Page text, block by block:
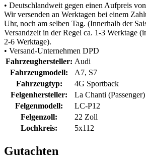
• Deutschlandweit gegen einen Aufpreis
Wir versenden an Werktagen bei einem
Uhr, noch am selben Tag. (Innerhalb der
Versandzeit in der Regel ca. 1-3 Werktage
2-6 Werktage).
• Versand-Unternehmen DPD
Fahrzeughersteller: Audi
Fahrzeugmodell:
A7, S7
Fahrzeugtyp:
4G Sportback
Felgenhersteller:
La Chanti (Passenger)
Felgenmodell:
LC-P12
Felgenzoll:
22 Zoll
Lochkreis:
5x112
Gutachten